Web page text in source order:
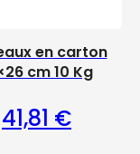
en carton
cm 10 Kg
41,81 €